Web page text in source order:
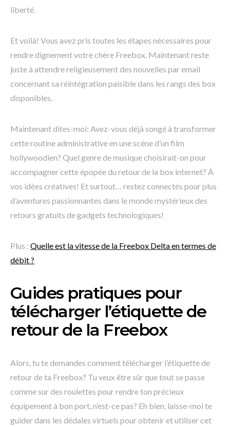
liberté.
Et voilà! Vous avez pris toutes les étapes nécessaires pour
rendre dignement votre chère Freebox. Maintenant reste
juste à attendre religieusement des nouvelles par email
concernant sa réintégration paisible dans les rangs des box
disponibles.
Maintenant dites-moi: Avez-vous déjà songé à transformer
cette routine administrative en une scène d’un film
hollywoodien? Quel genre de musique choisirait-on pour
accompagner cette épopée du retour de la box internet? À
vos idées créatives! Et surtout… restez connectés pour plus
d’aventures passionnantes dans le monde mystérieux des
retours gratuits de gadgets technologiques!
Plus : Quelle est la vitesse de la Freebox Delta en termes de
débit ?
Guides pratiques pour
télécharger l’étiquette de
retour de la Freebox
Alors, tu te demandes comment télécharger l’étiquette de
retour de ta Freebox? Tu veux être sûr que tout se passe
comme sur des roulettes pour rendre ton précieux
équipement à bon port, n’est-ce pas? Eh bien, laisse-moi te
guider dans les dédales virtuels pour obtenir et utiliser cet